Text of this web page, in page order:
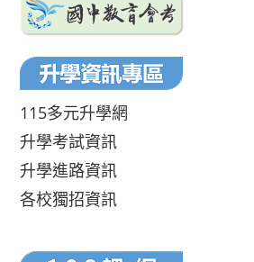
115多元升學網
升學考試資訊
升學進路資訊
各校獨招資訊